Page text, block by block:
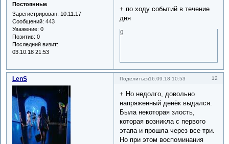
Постоянные
Зарегистрирован: 10.11.17
Сообщений: 443
Уважение: 0
Позитив: 0
Последний визит:
03.10.18 21:53
+ по ходу событий в течение
дня
0
Поделиться 12
16.09.18 10:53
LenS
+ Но недолго, довольно
напряженный денёк выдался.
Была некоторая злость,
которая возникла с первого
этапа и прошла через все три.
Но при этом воспоминания